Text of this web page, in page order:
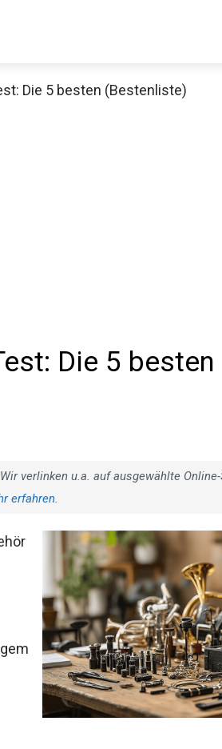
Die 5 besten (Bestenliste)
Die 5 besten
verlinken u.a. auf ausgewählte Online-
erfahren.